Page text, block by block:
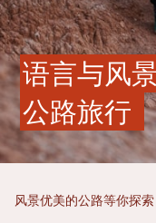
语言与风
公路旅行
风景优美的公路等你探索